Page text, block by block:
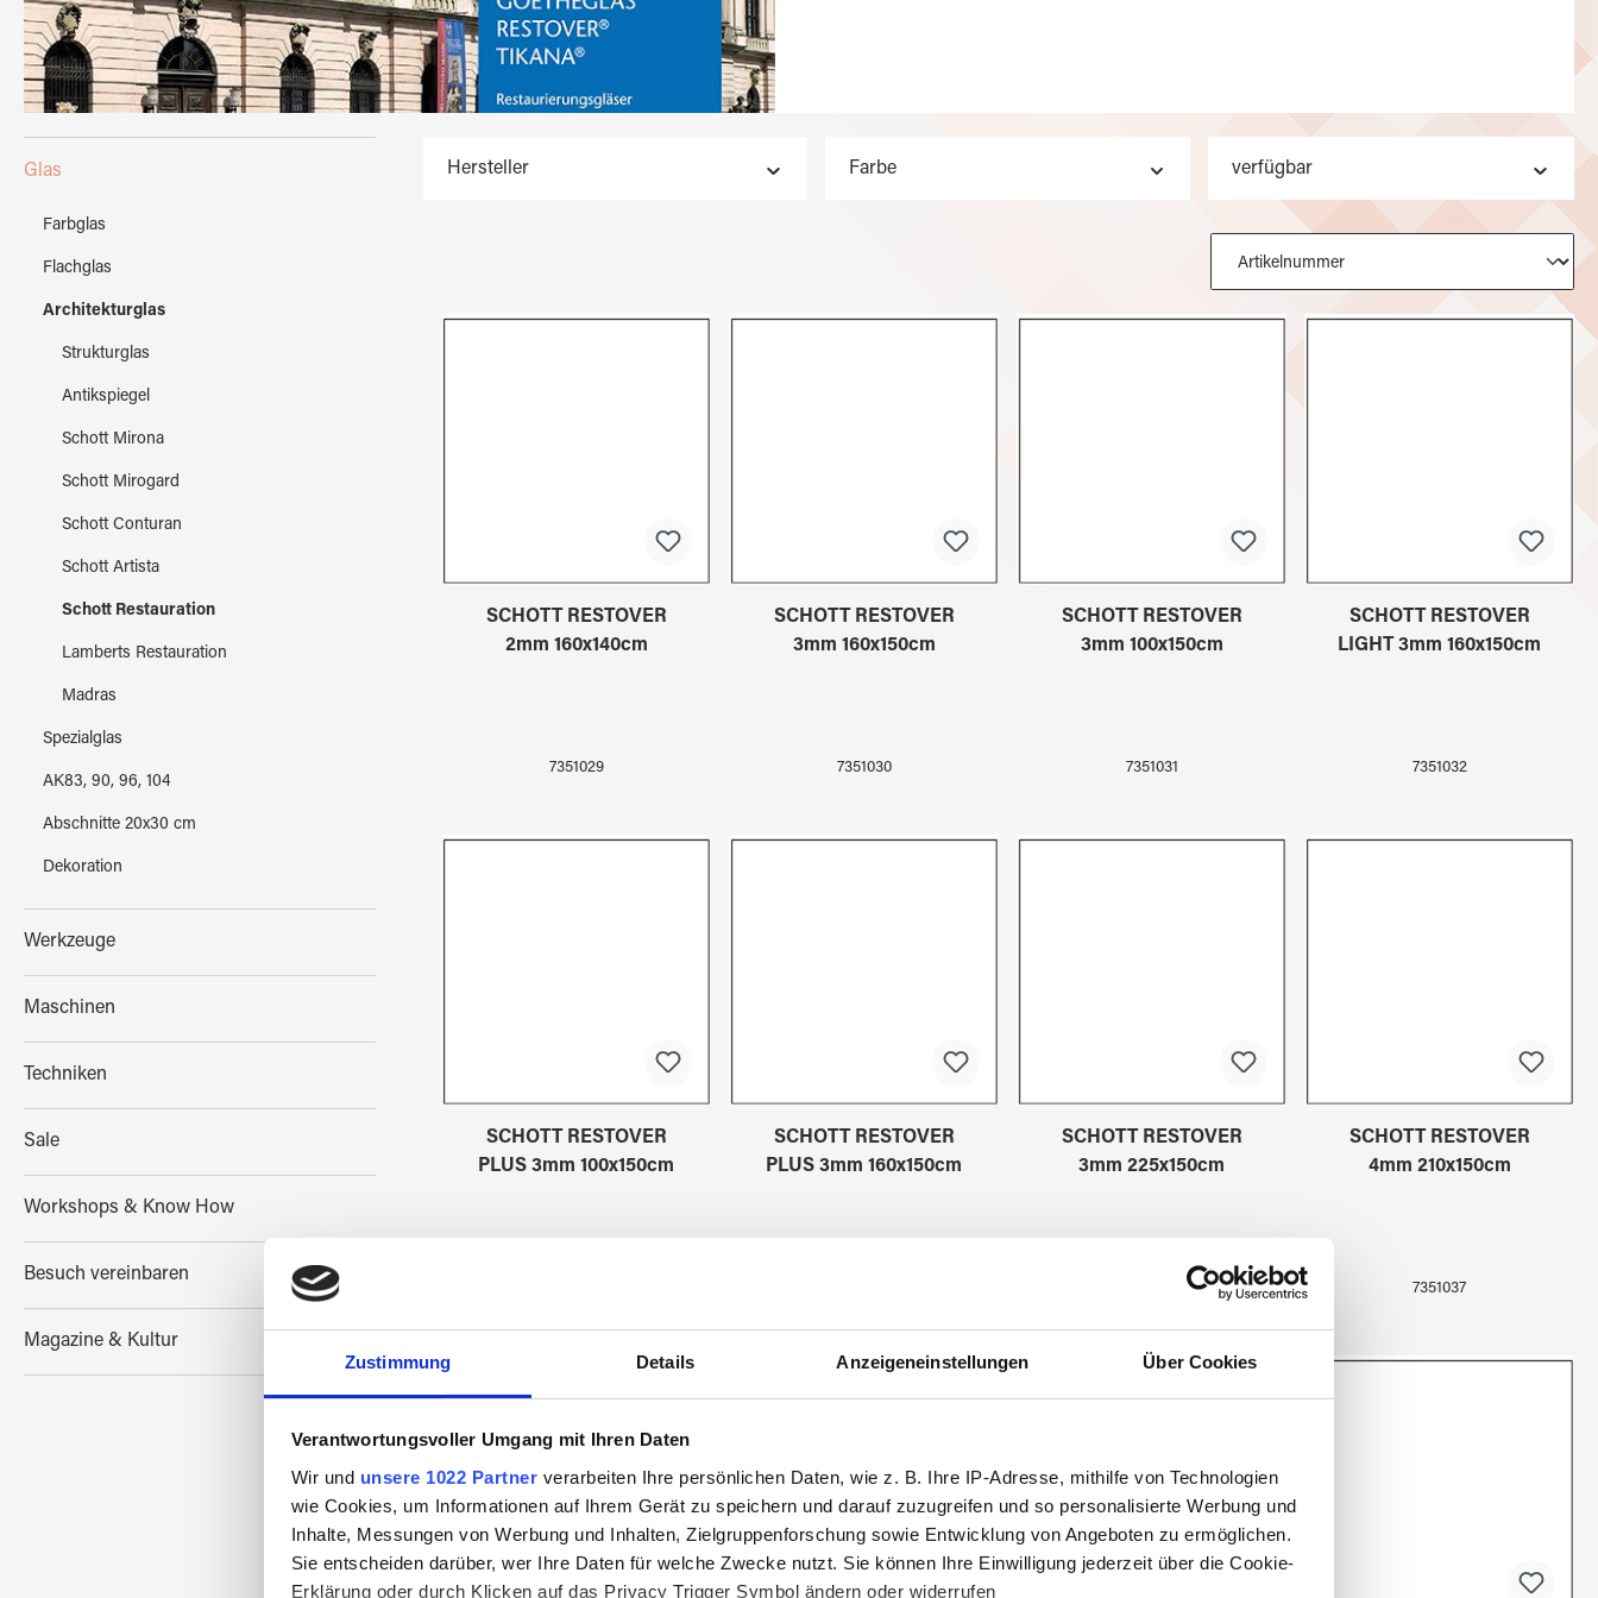
Zustimmung Details Anzeigeneinstellungen Über Cookies
Verantwortungsvoller Umgang mit Ihren Daten
Wir und unsere 1022 Partner verarbeiten Ihre persönlichen Daten, wie z. B. Ihre IP-Adresse, mithilfe von Technologien
wie Cookies, um Informationen auf Ihrem Gerät zu speichern und darauf zuzugreifen und so personalisierte Werbung und
Inhalte, Messungen von Werbung und Inhalten, Zielgruppenforschung sowie Entwicklung von Angeboten zu ermöglichen.
Sie entscheiden darüber, wer Ihre Daten für welche Zwecke nutzt. Sie können Ihre Einwilligung jederzeit über die Cookie-
Erklärung oder durch Klicken auf das Privacy Trigger Symbol ändern oder widerrufen
Glas
Farbglas
Flachglas
Architekturglas
Strukturglas
Antikspiegel
Schott Mirona
Schott Mirogard
Schott Conturan
Schott Artista
Schott Restauration
Lamberts Restauration
Madras
Spezialglas
AK83, 90, 96, 104
Abschnitte 20x30 cm
Dekoration
Werkzeuge
Maschinen
Techniken
Sale
Workshops & Know How
Besuch vereinbaren
Magazine & Kultur
Hersteller Farbe verfügbar
SCHOTT RESTOVER
2mm 160x140cm
7351029
SCHOTT RESTOVER
3mm 160x150cm
7351030
SCHOTT RESTOVER
3mm 100x150cm
7351031
SCHOTT RESTOVER
LIGHT 3mm 160x150cm
7351032
SCHOTT RESTOVER
PLUS 3mm 100x150cm
SCHOTT RESTOVER
PLUS 3mm 160x150cm
SCHOTT RESTOVER
3mm 225x150cm
SCHOTT RESTOVER
4mm 210x150cm
7351037